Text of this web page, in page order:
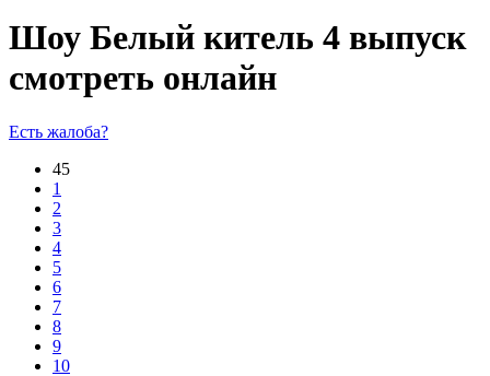
Шоу Белый китель 4 выпуск
смотреть онлайн
Есть жалоба?
45
1
2
3
4
5
6
7
8
9
10